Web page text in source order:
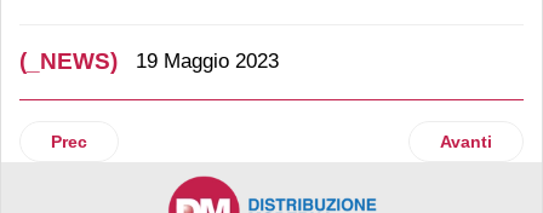
(_NEWS) 19 Maggio 2023
Articolo precedente: Italian Green Bakery presenta i nuovi
Prec Articolo
Avanti